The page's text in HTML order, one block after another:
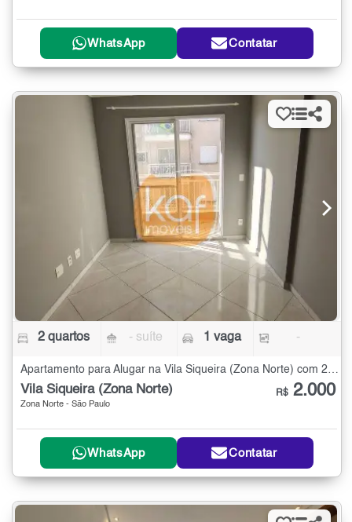
WhatsApp Contatar
2 quartos - suíte 1 vaga -
Apartamento para Alugar na Vila Siqueira (Zona Norte) com 2 quartos
Vila Siqueira (Zona Norte)
Zona Norte - São Paulo
R$ 2.000
WhatsApp Contatar